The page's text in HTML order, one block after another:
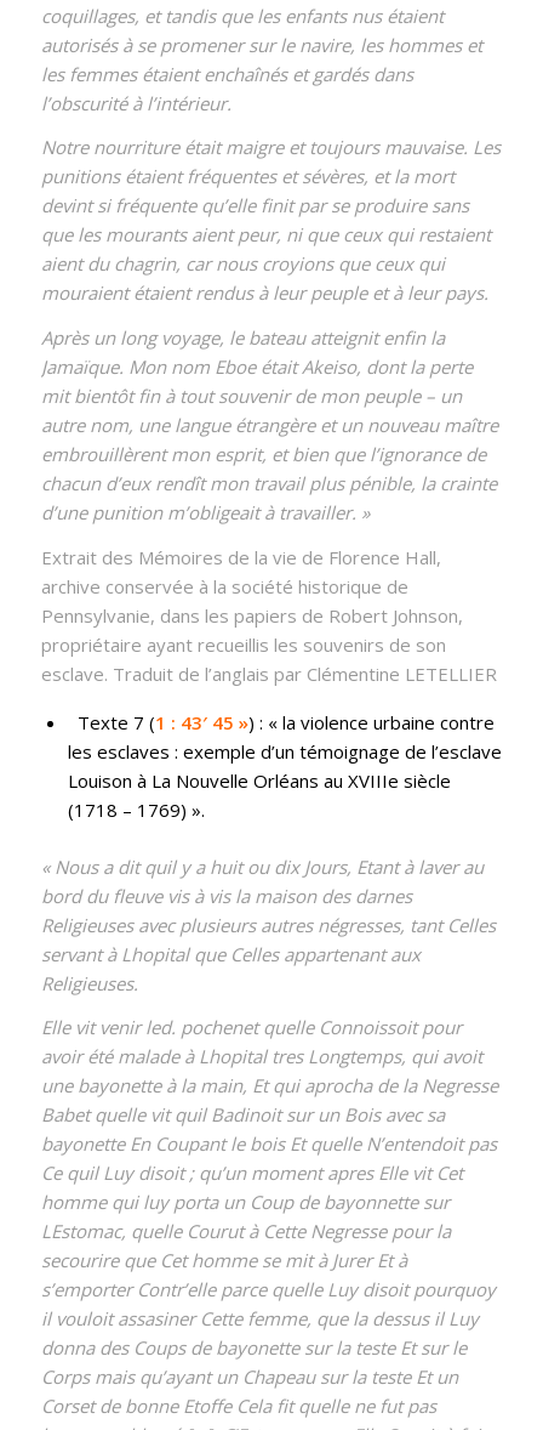
coquillages, et tandis que les enfants nus étaient
autorisés à se promener sur le navire, les hommes et
les femmes étaient enchaînés et gardés dans
l’obscurité à l’intérieur.
Notre nourriture était maigre et toujours mauvaise. Les
punitions étaient fréquentes et sévères, et la mort
devint si fréquente qu’elle finit par se produire sans
que les mourants aient peur, ni que ceux qui restaient
aient du chagrin, car nous croyions que ceux qui
mouraient étaient rendus à leur peuple et à leur pays.
Après un long voyage, le bateau atteignit enfin la
Jamaïque. Mon nom Eboe était Akeiso, dont la perte
mit bientôt fin à tout souvenir de mon peuple – un
autre nom, une langue étrangère et un nouveau maître
embrouillèrent mon esprit, et bien que l’ignorance de
chacun d’eux rendît mon travail plus pénible, la crainte
d’une punition m’obligeait à travailler. »
Extrait des Mémoires de la vie de Florence Hall,
archive conservée à la société historique de
Pennsylvanie, dans les papiers de Robert Johnson,
propriétaire ayant recueillis les souvenirs de son
esclave. Traduit de l’anglais par Clémentine LETELLIER
Texte 7 (1 : 43′ 45 ») : « la violence urbaine contre
les esclaves : exemple d’un témoignage de l’esclave
Louison à La Nouvelle Orléans au XVIIIe siècle
(1718 – 1769) ».
« Nous a dit quil y a huit ou dix Jours, Etant à laver au
bord du fleuve vis à vis la maison des darnes
Religieuses avec plusieurs autres négresses, tant Celles
servant à Lhopital que Celles appartenant aux
Religieuses.
Elle vit venir led. pochenet quelle Connoissoit pour
avoir été malade à Lhopital tres Longtemps, qui avoit
une bayonette à la main, Et qui aprocha de la Negresse
Babet quelle vit quil Badinoit sur un Bois avec sa
bayonette En Coupant le bois Et quelle N’entendoit pas
Ce quil Luy disoit ; qu’un moment apres Elle vit Cet
homme qui luy porta un Coup de bayonnette sur
LEstomac, quelle Courut à Cette Negresse pour la
secourire que Cet homme se mit à Jurer Et à
s’emporter Contr’elle parce quelle Luy disoit pourquoy
il vouloit assasiner Cette femme, que la dessus il Luy
donna des Coups de bayonette sur la teste Et sur le
Corps mais qu’ayant un Chapeau sur la teste Et un
Corset de bonne Etoffe Cela fit quelle ne fut pas